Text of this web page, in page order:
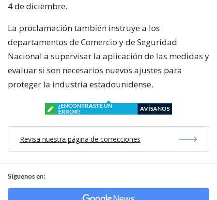
4 de diciembre.
La proclamación también instruye a los
departamentos de Comercio y de Seguridad
Nacional a supervisar la aplicación de las medidas y
evaluar si son necesarios nuevos ajustes para
proteger la industria estadounidense.
¿ENCONTRASTE UN
ERROR?
AVÍSANOS
Revisa nuestra página de correcciones
Síguenos en: